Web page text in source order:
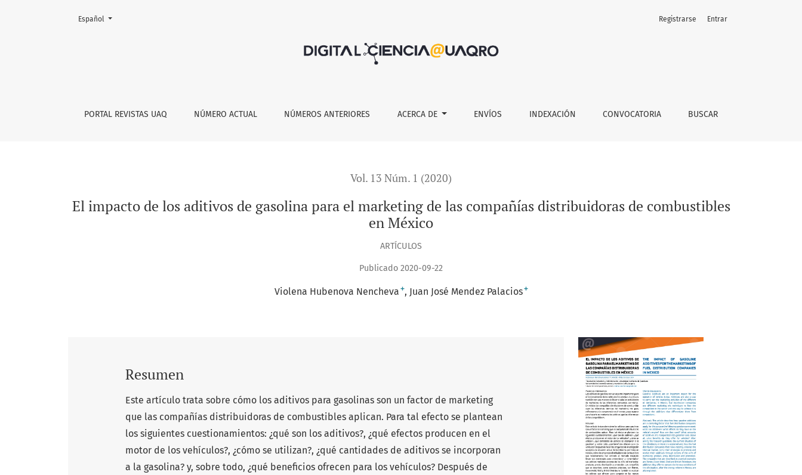
El impacto de los aditivos de gasolina para el marketing de las compañías distribuidoras de combustibles en México
PORTAL REVISTAS UAQ NÚMERO ACTUAL NÚMEROS ANTERIORES ACERCA DE ENVÍOS INDEXACIÓN CONVOCATORIA BUSCAR
Registrarse Entrar
Cambiar el idioma. El actual es:
Español
Vol. 13 Núm. 1 (2020)
El impacto de los aditivos de gasolina para el marketing de las compañías distribuidoras de combustibles
en México
ARTÍCULOS
Publicado 2020-09-22
Violena Hubenova Nencheva + Juan José Mendez Palacios+
Resumen
Este artículo trata sobre cómo los aditivos para gasolinas son un factor de marketing
que las compañías distribuidoras de combustibles aplican. Para tal efecto se plantean
los siguientes cuestionamientos: ¿qué son los aditivos?, ¿qué efectos producen en el
motor de los vehículos?, ¿cómo se utilizan?, ¿qué cantidades de aditivos se incorporan
a la gasolina? y, sobre todo, ¿qué beneficios ofrecen para los vehículos? Después de